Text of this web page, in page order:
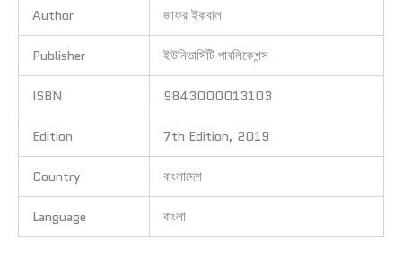
Author জাফর ইকবাল
Publisher ইউনিভার্সিটি পাবলিকেশন্স
ISBN 9843000013103
Edition 7th Edition, 2019
Country বাংলাদেশ
Language বাংলা